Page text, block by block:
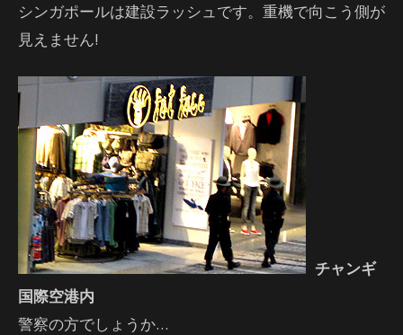
シンガポールは建設ラッシュです。重機で向こう側が
見えません!
チャンギ
国際空港内
警察の方でしょうか…